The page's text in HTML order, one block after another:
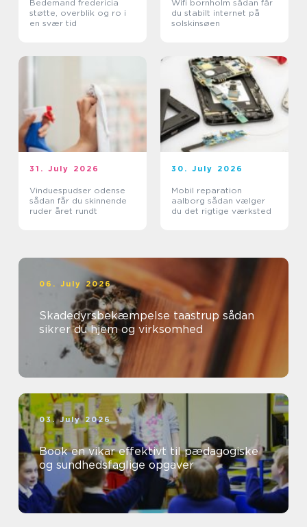
Bedemand fredericia
støtte, overblik og ro i
en svær tid
Wifi bornholm sådan får
du stabilt internet på
solskinsøen
31. July 2026
Vinduespudser odense
sådan får du skinnende
ruder året rundt
30. July 2026
Mobil reparation
aalborg sådan vælger
du det rigtige værksted
06. July 2026
Skadedyrsbekæmpelse taastrup sådan
sikrer du hjem og virksomhed
03. July 2026
Book en vikar effektivt til pædagogiske
og sundhedsfaglige opgaver